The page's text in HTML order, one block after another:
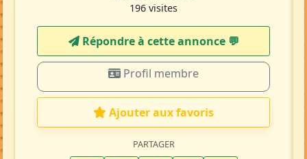
196 visites
Répondre à cette annonce 💬​
Profil membre
Ajouter aux favoris
PARTAGER